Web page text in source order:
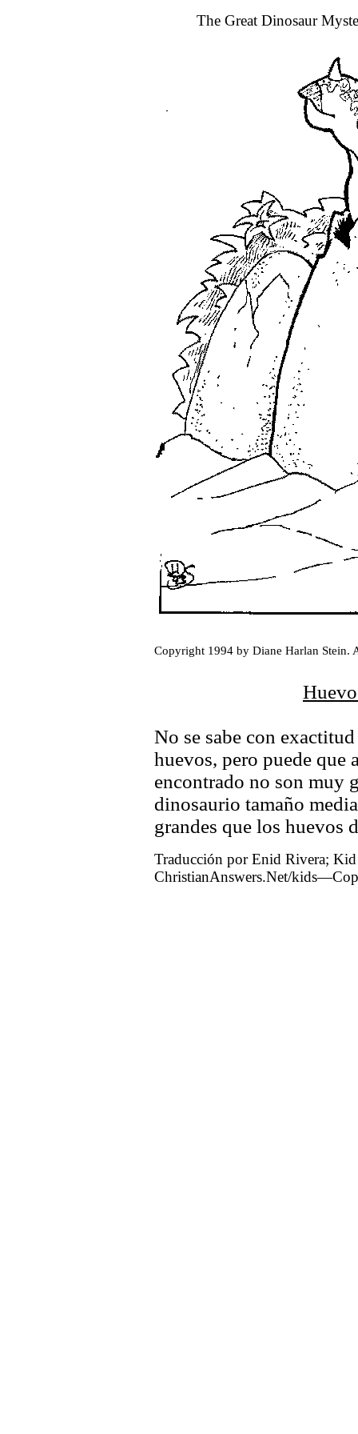
The Great Dinosaur
Copyright 1994 by Diane Harlan Stein.
No se sabe con
huevos, pero puede que
encontrado no son muy
dinosaurio tamaño
grandes que los huevos
Traducción por Enid Rivera;
ChristianAnswers.Net/